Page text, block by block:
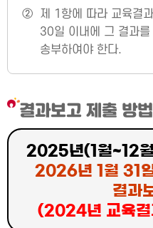
②
제 1항에 따라 교육결
30일 이내에 그 결과를
송부하여야 한다.
결과보고 제출 방법
2025년(1월~12
2026년 1월 31
결과
(2024년 교육결